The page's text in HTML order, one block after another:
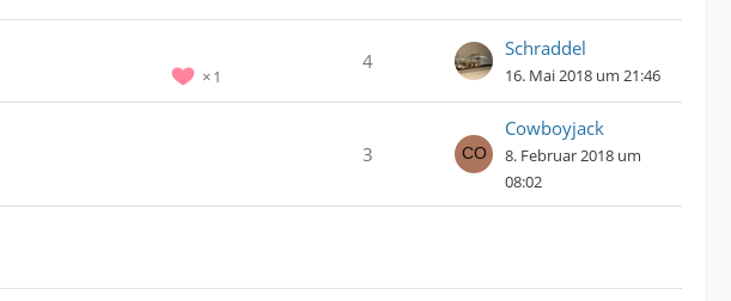
1
4
Schraddel
16. Mai 2018 um 21:46
3
Cowboyjack
8. Februar 2018 um
08:02